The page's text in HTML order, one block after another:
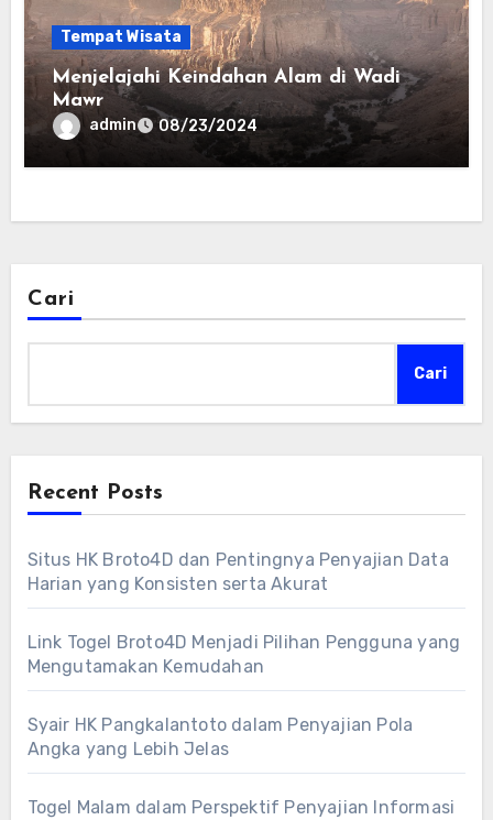
Tempat Wisata
Menjelajahi Keindahan Alam di Wadi
Mawr
admin 08/23/2024
Cari
Cari
Recent Posts
Situs HK Broto4D dan Pentingnya Penyajian Data
Harian yang Konsisten serta Akurat
Link Togel Broto4D Menjadi Pilihan Pengguna yang
Mengutamakan Kemudahan
Syair HK Pangkalantoto dalam Penyajian Pola
Angka yang Lebih Jelas
Togel Malam dalam Perspektif Penyajian Informasi